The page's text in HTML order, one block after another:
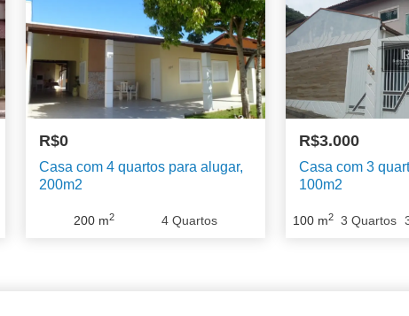
R$0
Casa com 4 quartos para alugar,
200m2
200m2 4 Quartos
R$3.000
Casa com 3
100m2
100 m2 3 Quartos